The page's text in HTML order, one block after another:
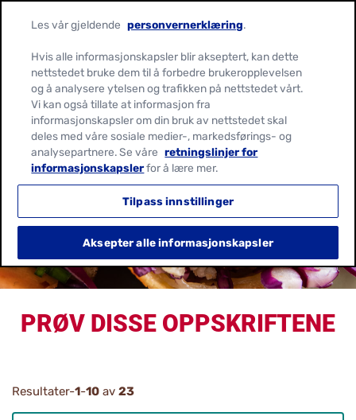
INTERESSERT I VÅRE
VEGETARISK
OPPSKRIFTER?
PRØV DISSE OPPSKRIFTENE
Resultater-1-10 av 23
Les vår gjeldende personvernerklæring.
Hvis alle informasjonskapsler blir akseptert, kan dette
nettstedet bruke dem til å forbedre brukeropplevelsen
og å analysere ytelsen og trafikken på nettstedet vårt.
Vi kan også tillate at informasjon fra
informasjonskapsler om din bruk av nettstedet skal
deles med våre sosiale medier-, markedsførings- og
analysepartnere. Se våre retningslinjer for
informasjonskapslerfor å lære mer.
Tilpass innstillinger
Aksepter alle informasjonskapsler